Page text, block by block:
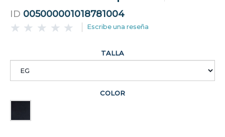
ID 005000001018781004
Escribe una reseña
TALLA
COLOR